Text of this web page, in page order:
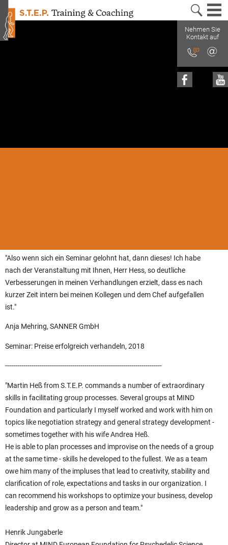
MENÜ
Nehmen Sie
Kontakt auf
"Also wenn sich ein Seminar gelohnt hat, dann dieses! Ich habe
nach der Veranstaltung mit Ihnen, Herr Hess, so deutliche
Verbesserungen in meinen Verhandlungen erzielt, dass es nach
kurzer Zeit intern bei meinen Kollegen und dem Chef aufgefallen
ist."
Anja Mehring, SANNER GmbH
Seminar: Preise erfolgreich verhandeln, 2018
-----------------------------------------------------------------------------
"Martin Heß from S.T.E.P. commands a number of extraordinary
skills in facilitating group processes. Several groups at MIND
Foundation and particularly I myself worked and work with him on
topics like negotiation strategy and general strategy development -
sometimes together with his wife Andrea Heß.
He is able to plan processes and improvise on the needs of a group
at the same time - skills he developed to the fullest. We as a team
owe him many of the impluses that lead to creativity, stability and
clarification of role, expectations and tasks in our organization. I
can recommend his workshops to optimize your business, develop
leadership and grow as a person and team."
Henrik Jungaberle